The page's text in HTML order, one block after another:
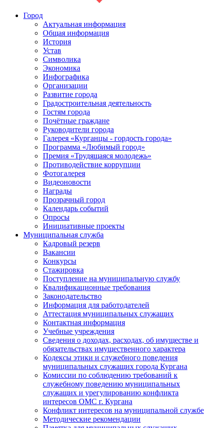
Город
Актуальная информация
Общая информация
История
Устав
Символика
Экономика
Инфографика
Организации
Развитие города
Градостроительная деятельность
Гостям города
Почётные граждане
Руководители города
Галерея «Курганцы - гордость города»
Программа «Любимый город»
Премия «Трудящаяся молодежь»
Противодействие коррупции
Фотогалерея
Видеоновости
Награды
Прозрачный город
Календарь событий
Опросы
Инициативные проекты
Муниципальная служба
Кадровый резерв
Вакансии
Конкурсы
Стажировка
Поступление на муниципальную службу
Квалификационные требования
Законодательство
Информация для работодателей
Аттестация муниципальных служащих
Контактная информация
Учебные учреждения
Сведения о доходах, расходах, об имуществе и
обязательствах имущественного характера
Кодексы этики и служебного поведения
муниципальных служащих города Кургана
Комиссии по соблюдению требований к
служебному поведению муниципальных
служащих и урегулированию конфликта
интересов ОМС г. Кургана
Конфликт интересов на муниципальной службе
Методические рекомендации